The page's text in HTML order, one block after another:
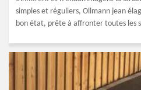
simples et réguliers, Ollmann jean
bon état, prête à affronter toutes les